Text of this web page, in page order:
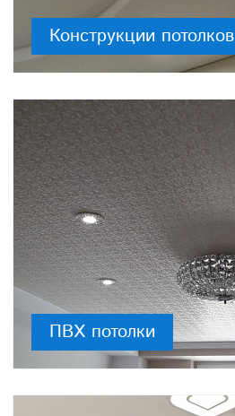
Конструкции потолков
ПВХ потолки